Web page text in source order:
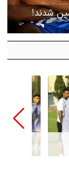
شدند!